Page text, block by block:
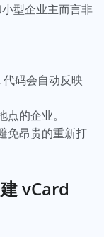
型企业主而言非
码会自动反映
点的企业。
免昂贵的重新打
vCard